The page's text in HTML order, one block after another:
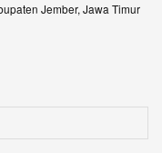
Jember, Jawa Timur